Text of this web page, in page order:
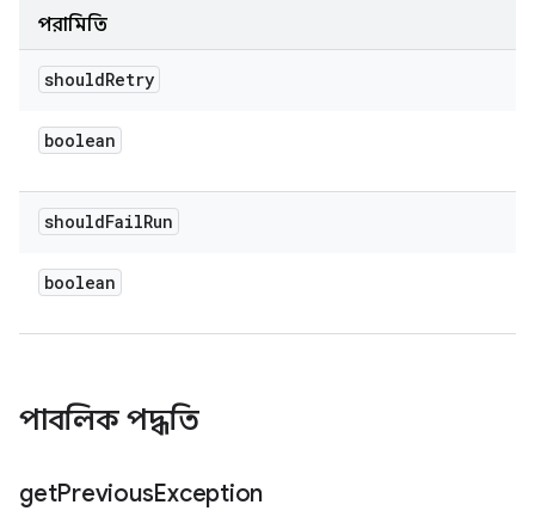
পরামিতি
shouldRetry
boolean
shouldFailRun
boolean
পাবলিক পদ্ধতি
getPreviousException